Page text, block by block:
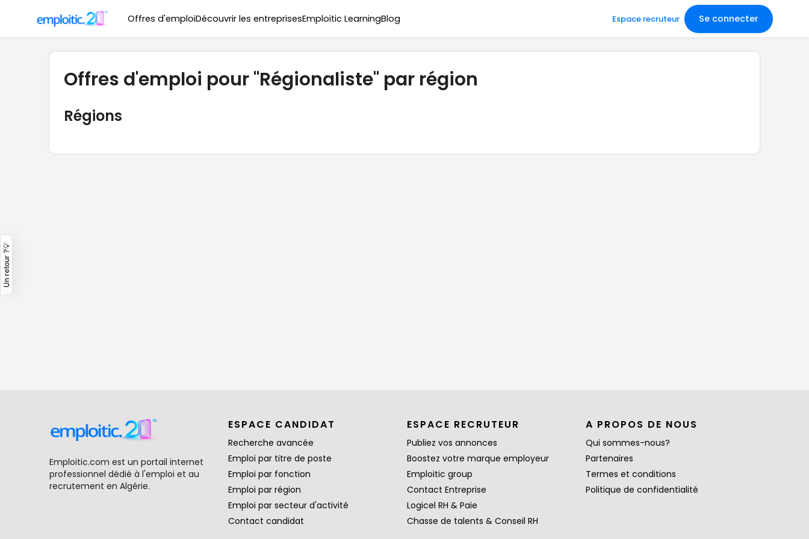
Offres d'emploiDécouvrir les entreprisesEmploitic LearningBlog Espace recruteur Se connecter
Offres d'emploi pour "Régionaliste" par région
Régions
Emploitic.com est un portail internet
professionnel dédié à l'emploi et au
recrutement en Algérie.
ESPACE CANDIDAT
Recherche avancée
Emploi par titre de poste
Emploi par fonction
Emploi par région
Emploi par secteur d'activité
Contact candidat
ESPACE RECRUTEUR
Publiez vos annonces
Boostez votre marque employeur
Emploitic group
Contact Entreprise
Logicel RH & Paie
Chasse de talents & Conseil RH
A PROPOS DE NOUS
Qui sommes-nous?
Partenaires
Termes et conditions
Politique de confidentialité
Un retour ?💡